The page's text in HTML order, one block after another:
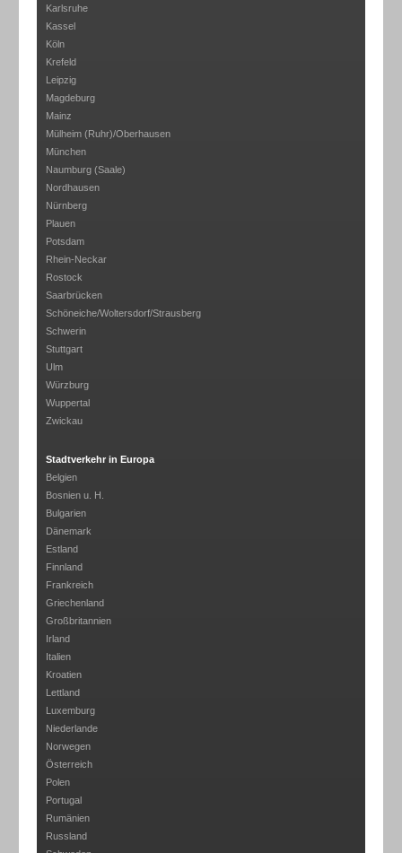
Karlsruhe
Kassel
Köln
Krefeld
Leipzig
Magdeburg
Mainz
Mülheim (Ruhr)/Oberhausen
München
Naumburg (Saale)
Nordhausen
Nürnberg
Plauen
Potsdam
Rhein-Neckar
Rostock
Saarbrücken
Schöneiche/Woltersdorf/Strausberg
Schwerin
Stuttgart
Ulm
Würzburg
Wuppertal
Zwickau
Stadtverkehr in Europa
Belgien
Bosnien u. H.
Bulgarien
Dänemark
Estland
Finnland
Frankreich
Griechenland
Großbritannien
Irland
Italien
Kroatien
Lettland
Luxemburg
Niederlande
Norwegen
Österreich
Polen
Portugal
Rumänien
Russland